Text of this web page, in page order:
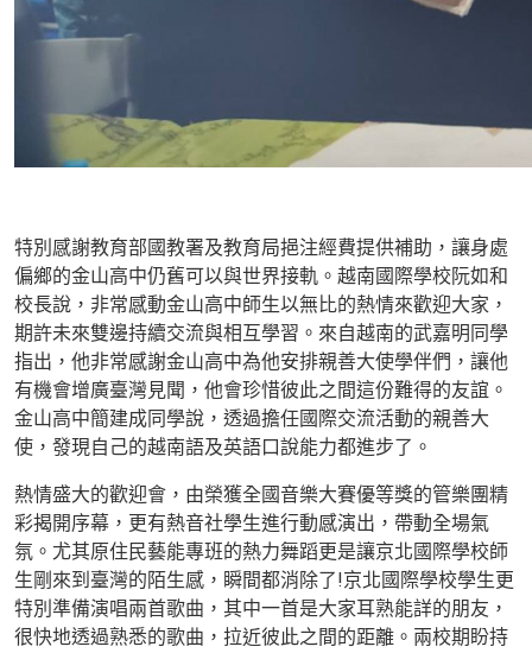
特別感謝教育部國教署及教育局挹注經費提供補助，讓身處
偏鄉的金山高中仍舊可以與世界接軌。越南國際學校阮如和
校長說，非常感動金山高中師生以無比的熱情來歡迎大家，
期許未來雙邊持續交流與相互學習。來自越南的武嘉明同學
指出，他非常感謝金山高中為他安排親善大使學伴們，讓他
有機會增廣臺灣見聞，他會珍惜彼此之間這份難得的友誼。
金山高中簡建成同學說，透過擔任國際交流活動的親善大
使，發現自己的越南語及英語口說能力都進步了。
熱情盛大的歡迎會，由榮獲全國音樂大賽優等獎的管樂團精
彩揭開序幕，更有熱音社學生進行動感演出，帶動全場氣
氛。尤其原住民藝能專班的熱力舞蹈更是讓京北國際學校師
生剛來到臺灣的陌生感，瞬間都消除了!京北國際學校學生更
特別準備演唱兩首歌曲，其中一首是大家耳熟能詳的朋友，
很快地透過熟悉的歌曲，拉近彼此之間的距離。兩校期盼持